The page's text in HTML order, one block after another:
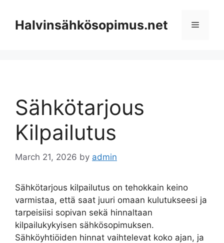
contentHalvinsähkösopimus.net Menu
Sähkötarjous
Kilpailutus
March 21, 2026 by admin
Sähkötarjous kilpailutus on tehokkain keino
varmistaa, että saat juuri omaan kulutukseesi ja
tarpeisiisi sopivan sekä hinnaltaan
kilpailukykyisen sähkösopimuksen.
Sähköyhtiöiden hinnat vaihtelevat koko ajan, ja